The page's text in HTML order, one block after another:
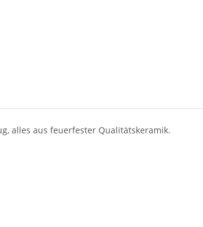
alles aus feuerfester Qualitätskeramik.